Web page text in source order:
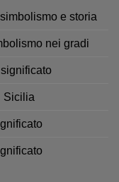
e storia
nei gradi
Sicilia